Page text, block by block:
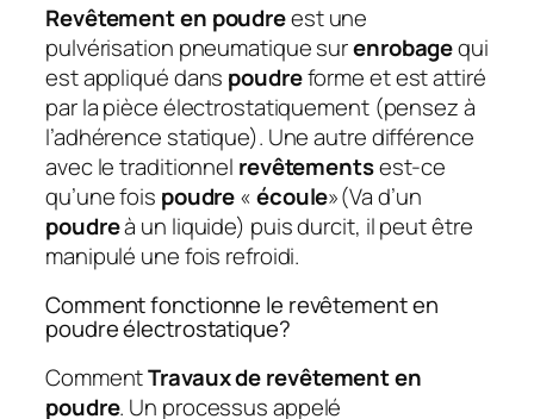
Revêtement en poudreest une
pulvérisation pneumatique surenrobagequi
est appliqué dans poudreforme et est attiré
par la pièce électrostatiquement (pensez à
l’adhérence statique). Une autre différence
avec le traditionnel revêtementsest-ce
qu’une fois poudre«écoule»(Va d’un
poudreà un liquide) puis durcit, il peut être
manipulé une fois refroidi.
Comment fonctionne le revêtement en
poudre électrostatique?
CommentTravaux de revêtement en
poudre. Un processus appelé